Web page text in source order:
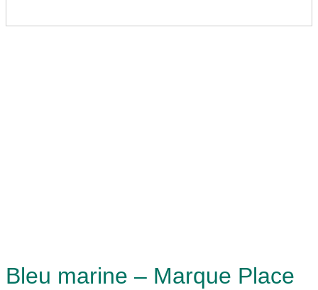
Bleu marine – Marque Place